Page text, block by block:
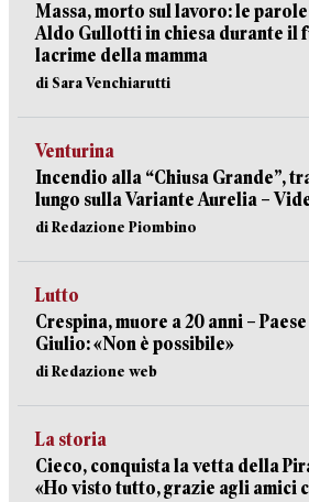
Massa, morto sul lavoro: le
Aldo Gullotti in chiesa durante il
lacrime della mamma
di Sara Venchiarutti
Venturina
Incendio alla “Chiusa Grande”,
lungo sulla Variante Aurelia –
di Redazione Piombino
Lutto
Crespina, muore a 20 anni –
Giulio: «Non è possibile»
di Redazione web
La storia
Cieco, conquista la vetta della
«Ho visto tutto, grazie agli amici